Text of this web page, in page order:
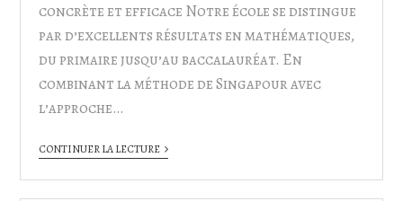
concrète et efficace Notre école se distingue
par d’excellents résultats en mathématiques,
du primaire jusqu’au baccalauréat. En
combinant la méthode de Singapour avec
l’approche…
CONTINUER LA LECTURE